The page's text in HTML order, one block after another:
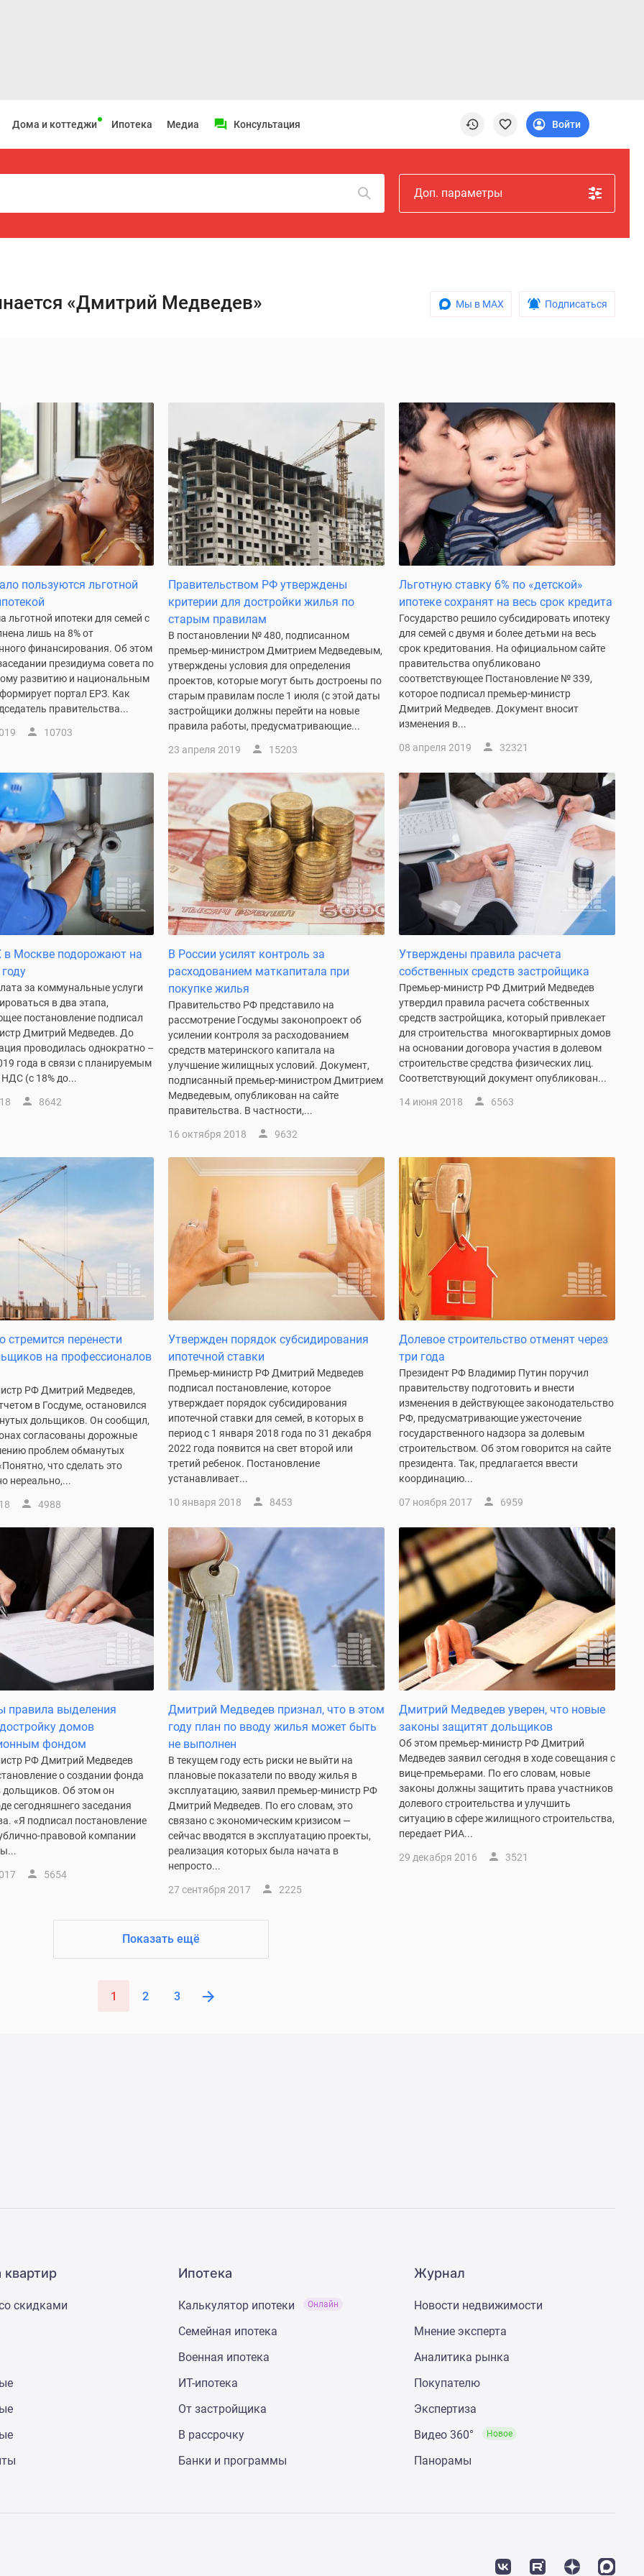
Дома и коттеджи Ипотека Медиа Консультация Войти
Доп. параметры
«Дмитрий Медведев» Мы в MAX Подписаться
пользуются льготной
льготной ипотеки для семей с
лишь на 8% от
финансирования. Об этом
президиума совета по
развитию и национальным
портал ЕРЗ. Как
правительства...
10703
Правительством РФ утверждены
критерии для достройки жилья по
старым правилам
В постановлении № 480, подписанном
премьер-министром Дмитрием Медведевым,
утверждены условия для определения
проектов, которые могут быть достроены по
старым правилам после 1 июля (с этой даты
застройщики должны перейти на новые
правила работы, предусматривающие...
23 апреля 2019 15203
Льготную ставку 6% по «детской»
ипотеке сохранят на весь срок кредита
Государство решило субсидировать ипотеку
для семей с двумя и более детьми на весь
срок кредитования. На официальном сайте
правительства опубликовано
соответствующее Постановление № 339,
которое подписал премьер-министр
Дмитрий Медведев. Документ вносит
изменения в...
08 апреля 2019 32321
в Москве подорожают на
за коммунальные услуги
в два этапа,
постановление подписал
Дмитрий Медведев. До
проводилась однократно –
года в связи с планируемым
(с 18% до...
8642
В России усилят контроль за
расходованием маткапитала при
покупке жилья
Правительство РФ представило на
рассмотрение Госдумы законопроект об
усилении контроля за расходованием
средств материнского капитала на
улучшение жилищных условий. Документ,
подписанный премьер-министром Дмитрием
Медведевым, опубликован на сайте
правительства. В частности,...
16 октября 2018 9632
Утверждены правила расчета
собственных средств застройщика
Премьер-министр РФ Дмитрий Медведев
утвердил правила расчета собственных
средств застройщика, который привлекает
для строительства многоквартирных домов
на основании договора участия в долевом
строительстве средства физических лиц.
Соответствующий документ опубликован...
14 июня 2018 6563
стремится перенести
на профессионалов
РФ Дмитрий Медведев,
в Госдуме, остановился
дольщиков. Он сообщил,
согласованы дорожные
проблем обманутых
что сделать это
нереально,...
4988
Утвержден порядок субсидирования
ипотечной ставки
Премьер-министр РФ Дмитрий Медведев
подписал постановление, которое
утверждает порядок субсидирования
ипотечной ставки для семей, в которых в
период с 1 января 2018 года по 31 декабря
2022 года появится на свет второй или
третий ребенок. Постановление
устанавливает...
10 января 2018 8453
Долевое строительство отменят через
три года
Президент РФ Владимир Путин поручил
правительству подготовить и внести
изменения в действующее законодательство
РФ, предусматривающие ужесточение
государственного надзора за долевым
строительством. Об этом говорится на сайте
президента. Так, предлагается ввести
координацию...
07 ноября 2017 6959
правила выделения
домов
фондом
РФ Дмитрий Медведев
о создании фонда
Об этом он
сегодняшнего заседания
«Я подписал постановление
правовой компании
5654
Дмитрий Медведев признал, что в этом
году план по вводу жилья может быть
не выполнен
В текущем году есть риски не выйти на
плановые показатели по вводу жилья в
эксплуатацию, заявил премьер-министр РФ
Дмитрий Медведев. По его словам, это
связано с экономическим кризисом —
сейчас вводятся в эксплуатацию проекты,
реализация которых была начата в
непросто...
27 сентября 2017 2225
Дмитрий Медведев уверен, что новые
законы защитят дольщиков
Об этом премьер-министр РФ Дмитрий
Медведев заявил сегодня в ходе совещания с
вице-премьерами. По его словам, новые
законы должны защитить права участников
долевого строительства и улучшить
ситуацию в сфере жилищного строительства,
передает РИА...
29 декабря 2016 3521
Показать ещё
1 2 3
скидками
Ипотека
Калькулятор ипотеки Онлайн
Семейная ипотека
Военная ипотека
ИТ-ипотека
От застройщика
В рассрочку
Банки и программы
Журнал
Новости недвижимости
Мнение эксперта
Аналитика рынка
Покупателю
Экспертиза
Видео 360°
Новое
Панорамы